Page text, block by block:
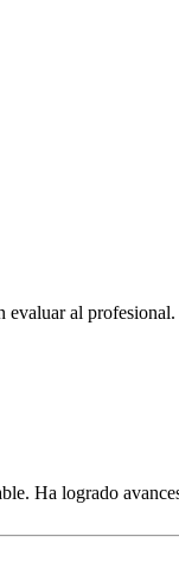
evaluar al profesional.
Ha logrado